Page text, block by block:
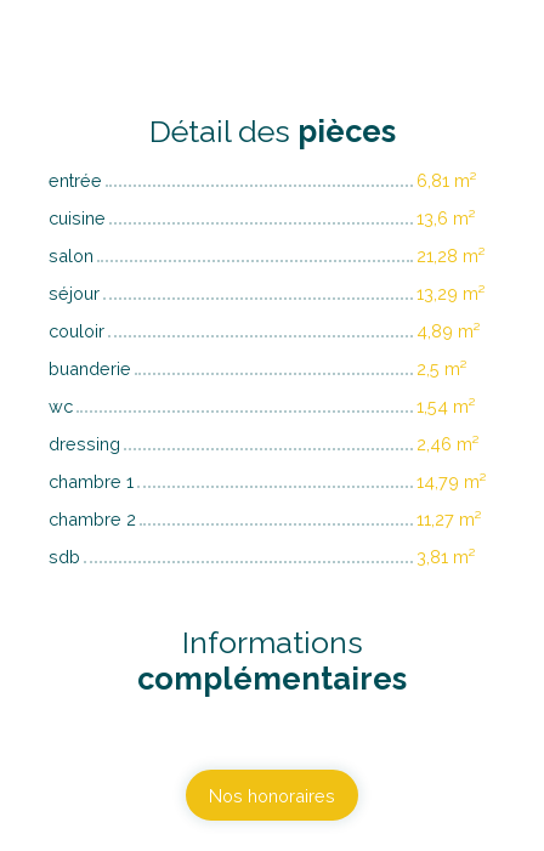
Détail des pièces
entrée
6,81 m²
cuisine
13,6 m²
salon
21,28 m²
séjour
13,29 m²
couloir
4,89 m²
buanderie
2,5 m²
wc
1,54 m²
dressing
2,46 m²
chambre 1
14,79 m²
chambre 2
11,27 m²
sdb
3,81 m²
Informations
complémentaires
Nos honoraires